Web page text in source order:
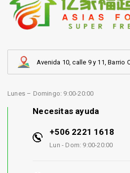
Avenida 10, calle 9 y 11, Barrio
Lunes – Domingo: 9:00-20:00
Necesitas ayuda
+506 2221 1618
Lun - Dom: 9:00-20:00